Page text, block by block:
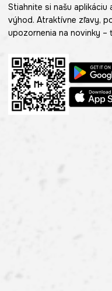
Stiahnite si našu
výhod. Atraktívne zľavy,
upozornenia na novinky –